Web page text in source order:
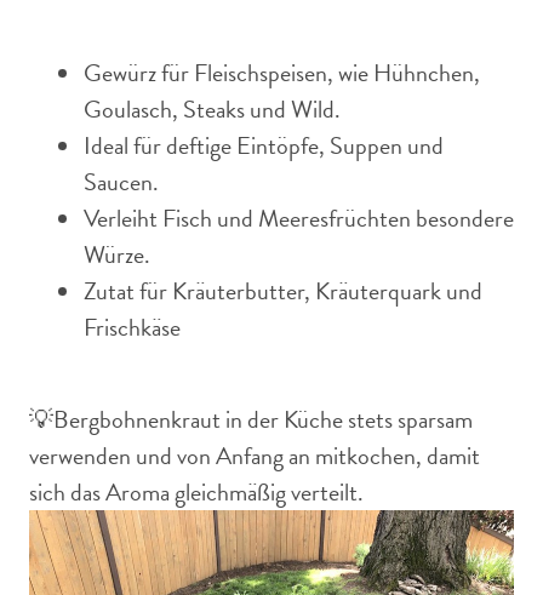
Gewürz für Fleischspeisen, wie Hühnchen,
Goulasch, Steaks und Wild.
Ideal für deftige Eintöpfe, Suppen und
Saucen.
Verleiht Fisch und Meeresfrüchten besondere
Würze.
Zutat für Kräuterbutter, Kräuterquark und
Frischkäse
💡Bergbohnenkraut in der Küche stets sparsam
verwenden und von Anfang an mitkochen, damit
sich das Aroma gleichmäßig verteilt.